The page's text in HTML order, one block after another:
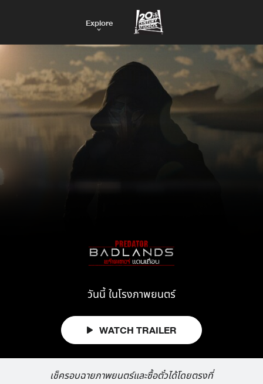
Explore
วันนี้ในโรงภาพยนตร์
WATCH TRAILER
เช็ครอบฉายภาพยนตร์และซื้อตั๋วได้โดยตรงที่